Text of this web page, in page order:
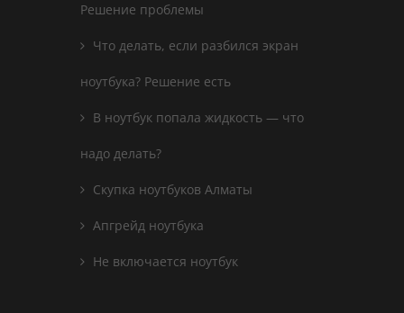
Решение проблемы
Что делать, если разбился экран
ноутбука? Решение есть
В ноутбук попала жидкость — что
надо делать?
Скупка ноутбуков Алматы
Апгрейд ноутбука
Не включается ноутбук